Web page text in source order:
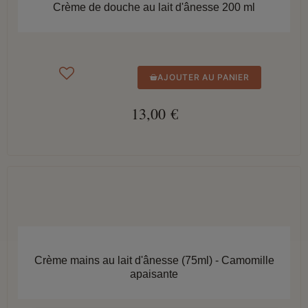
Crème de douche au lait d'ânesse 200 ml
AJOUTER AU PANIER
13,00 €
Crème mains au lait d'ânesse (75ml) - Camomille
apaisante